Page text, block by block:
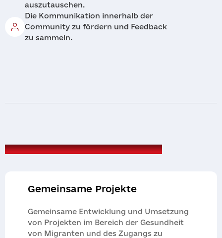
auszutauschen.
Die Kommunikation innerhalb der
Community zu fördern und Feedback
zu sammeln.
Wirsind offenfürPartnerschaften
Gemeinsame Projekte
Gemeinsame Entwicklung und Umsetzung
von Projekten im Bereich der Gesundheit
von Migranten und des Zugangs zu
und vertraulich.
Lassen Sie sich beraten